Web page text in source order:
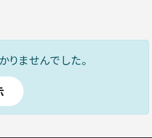
ませんでした。